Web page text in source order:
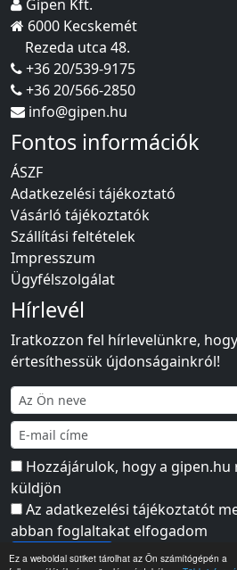
Ez a weboldal sütiket tárolhat az Ön számítógépén a
Gipen Kft.
6000 Kecskemét
Rezeda utca 48.
+36 20/539-9175
+36 20/566-2850
info@gipen.hu
Fontos információk
ÁSZF
Adatkezelési tájékoztató
Vásárló tájékoztatók
Szállítási feltételek
Impresszum
Ügyfélszolgálat
Hírlevél
Iratkozzon fel hírlevelünkre,
értesíthessük újdonságainkról!
Hozzájárulok, hogy a
küldjön
Az adatkezelési tájékoztatót
abban foglaltakat elfogadom
Feliratkozás